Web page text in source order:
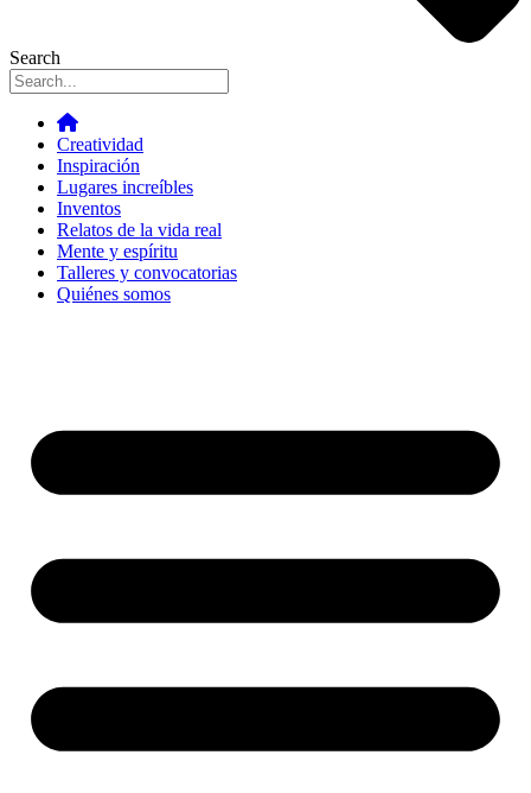
Search
Creatividad
Inspiración
Lugares increíbles
Inventos
Relatos de la vida real
Mente y espíritu
Talleres y convocatorias
Quiénes somos